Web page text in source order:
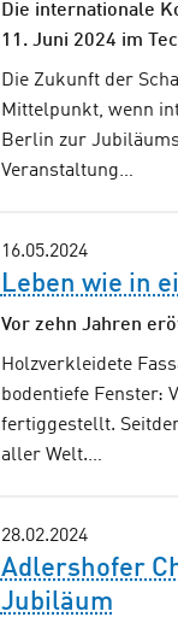
Die internationale
11. Juni 2024 im
Die Zukunft der
Mittelpunkt, wenn
Berlin zur
Veranstaltung…
16.05.2024
Leben wie in
Vor zehn Jahren
Holzverkleidete
bodentiefe Fenster:
fertiggestellt.
aller Welt.…
28.02.2024
Adlershofer
Jubiläum